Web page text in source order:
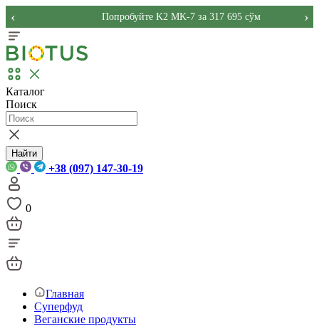
Попробуйте K2 MK-7 за 317 695 сўм
‹ ›
Каталог
Поиск
Найти
+38 (097) 147-30-19
0
Главная
Суперфуд
Веганские продукты